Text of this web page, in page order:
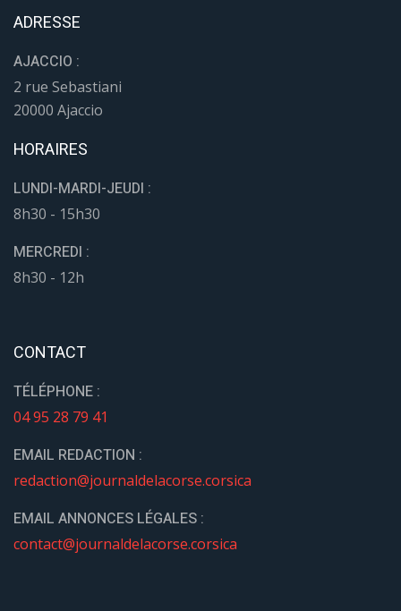
ADRESSE
AJACCIO :
2 rue Sebastiani
20000 Ajaccio
HORAIRES
LUNDI-MARDI-JEUDI :
8h30 - 15h30
MERCREDI :
8h30 - 12h
CONTACT
TÉLÉPHONE :
04 95 28 79 41
EMAIL REDACTION :
redaction@journaldelacorse.corsica
EMAIL ANNONCES LÉGALES :
contact@journaldelacorse.corsica